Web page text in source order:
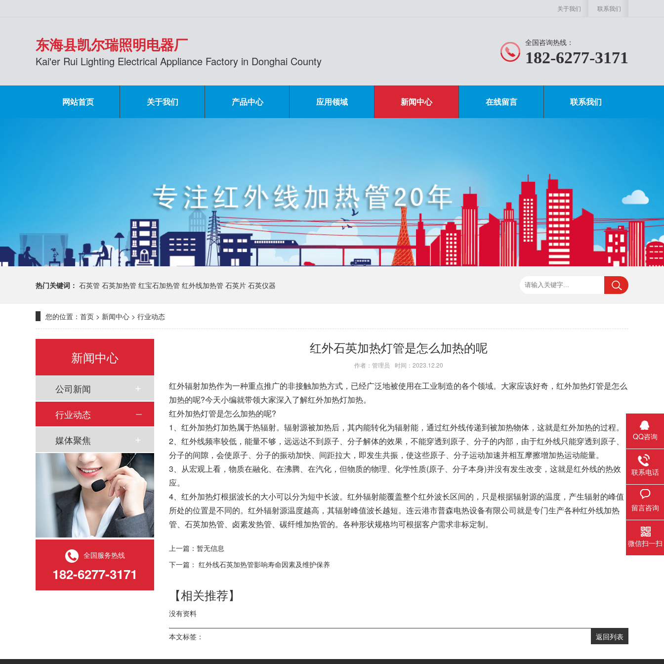
关于我们 联系我们
东海县凯尔瑞照明电器厂
Kai'er Rui Lighting Electrical Appliance Factory in Donghai County
全国咨询热线：
182-6277-3171
网站首页 关于我们 产品中心 应用领域 新闻中心 在线留言 联系我们
热门关键词： 石英管 石英加热管 红宝石加热管 红外线加热管 石英片 石英仪器
您的位置： 首页 > 新闻中心 > 行业动态
新闻中心
公司新闻
行业动态
媒体聚焦
全国服务热线
182-6277-3171
红外石英加热灯管是怎么加热的呢
作者：管理员 时间：2023.12.20
红外辐射加热作为一种重点推广的非接触加热方式，已经广泛地被使用在工业制造的各个领域。大家应该好奇，红外加热灯管是怎么
加热的呢?今天小编就带领大家深入了解红外加热灯加热。
红外加热灯管是怎么加热的呢?
1、红外加热灯加热属于热辐射。辐射源被加热后，其内能转化为辐射能，通过红外线传递到被加热物体，这就是红外加热的过程。
2、红外线频率较低，能量不够，远远达不到原子、分子解体的效果，不能穿透到原子、分子的内部，由于红外线只能穿透到原子、
分子的间隙，会使原子、分子的振动加快、间距拉大，即发生共振，使这些原子、分子运动加速并相互摩擦增加热运动能量。
3、从宏观上看，物质在融化、在沸腾、在汽化，但物质的物理、化学性质(原子、分子本身)并没有发生改变，这就是红外线的热效
应。
4、红外加热灯根据波长的大小可以分为短中长波。红外辐射能覆盖整个红外波长区间的，只是根据辐射源的温度，产生辐射的峰值
所处的位置是不同的。红外辐射源温度越高，其辐射峰值波长越短。连云港市普森电热设备有限公司就是专门生产各种红外线加热
管、石英加热管、卤素发热管、碳纤维加热管的。各种形状规格均可根据客户需求非标定制。
上一篇：暂无信息
下一篇： 红外线石英加热管影响寿命因素及维护保养
【相关推荐】
没有资料
返回列表
本文标签：
QQ咨询
联系电话
留言咨询
微信扫一扫